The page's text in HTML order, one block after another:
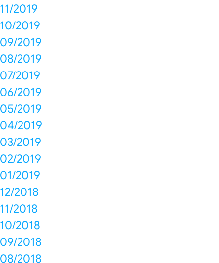
11/2019
10/2019
09/2019
08/2019
07/2019
06/2019
05/2019
04/2019
03/2019
02/2019
01/2019
12/2018
11/2018
10/2018
09/2018
08/2018